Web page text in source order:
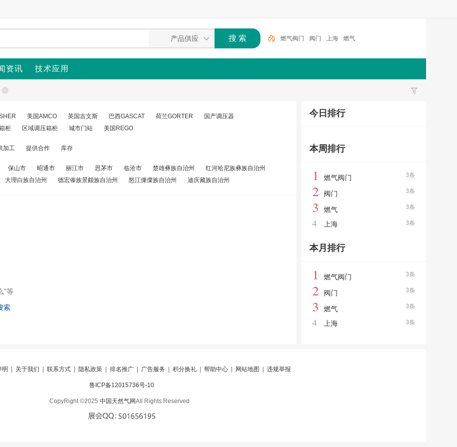
燃气阀门 阀门 上海 燃气
资讯 技术应用
美国AMCO 英国吉文斯 巴西GASCAT 荷兰GORTER
国产调压器
柜 区域调压箱柜 城市门站 美国REGO
加工 提供合作 库存
保山市 昭通市 丽江市 思茅市 临沧市 楚雄彝族自治州
红河哈尼族彝族自治州
大理白族自治州 德宏傣族景颇族自治州 怒江傈僳族自治州 迪庆藏族自治州
”等
索
今日排行
本周排行
3条
1 燃气阀门
3条
2 阀门
3条
3 燃气
3条
4 上海
本月排行
3条
1 燃气阀门
3条
2 阀门
3条
3 燃气
3条
4 上海
明 关于我们 联系方式 隐私政策 排名推广 广告服务 积分换礼 帮助中心 网站地图 违规举报
鲁ICP备12015736号-10
CopyRight ©2025 中国天然气网All Rights Reserved